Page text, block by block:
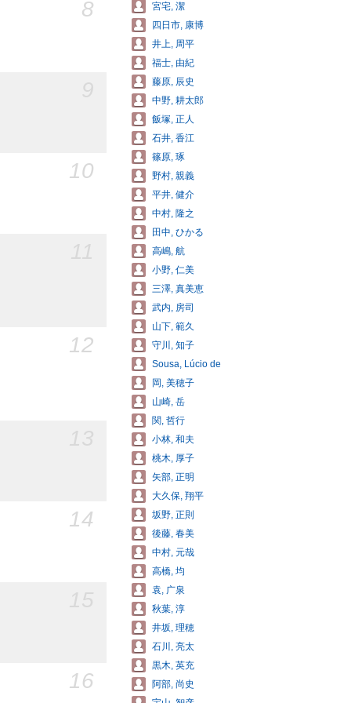
8
10
12
14
16
宮宅, 潔
四日市, 康博
井上, 周平
福士, 由紀
藤原, 辰史
中野, 耕太郎
飯塚, 正人
石井, 香江
篠原, 琢
野村, 親義
平井, 健介
中村, 隆之
田中, ひかる
高嶋, 航
小野, 仁美
三澤, 真美恵
武内, 房司
山下, 範久
守川, 知子
Sousa, Lúcio de
岡, 美穂子
山崎, 岳
関, 哲行
小林, 和夫
桃木, 厚子
矢部, 正明
大久保, 翔平
坂野, 正則
後藤, 春美
中村, 元哉
高橋, 均
袁, 广泉
秋葉, 淳
井坂, 理穂
石川, 亮太
黒木, 英充
阿部, 尚史